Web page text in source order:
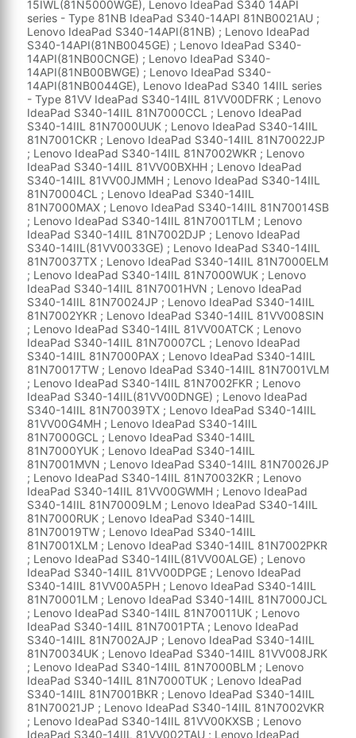
15IWL(81N5000WGE), Lenovo IdeaPad S340 14API
series - Type 81NB IdeaPad S340-14API 81NB0021AU ;
Lenovo IdeaPad S340-14API(81NB) ; Lenovo IdeaPad
S340-14API(81NB0045GE) ; Lenovo IdeaPad S340-
14API(81NB00CNGE) ; Lenovo IdeaPad S340-
14API(81NB00BWGE) ; Lenovo IdeaPad S340-
14API(81NB0044GE), Lenovo IdeaPad S340 14IIL series
- Type 81VV IdeaPad S340-14IIL 81VV00DFRK ; Lenovo
IdeaPad S340-14IIL 81N7000CCL ; Lenovo IdeaPad
S340-14IIL 81N7000UUK ; Lenovo IdeaPad S340-14IIL
81N7001CKR ; Lenovo IdeaPad S340-14IIL 81N70022JP
; Lenovo IdeaPad S340-14IIL 81N7002WKR ; Lenovo
IdeaPad S340-14IIL 81VV00BXHH ; Lenovo IdeaPad
S340-14IIL 81VV00JMMH ; Lenovo IdeaPad S340-14IIL
81N70004CL ; Lenovo IdeaPad S340-14IIL
81N7000MAX ; Lenovo IdeaPad S340-14IIL 81N70014SB
; Lenovo IdeaPad S340-14IIL 81N7001TLM ; Lenovo
IdeaPad S340-14IIL 81N7002DJP ; Lenovo IdeaPad
S340-14IIL(81VV0033GE) ; Lenovo IdeaPad S340-14IIL
81N70037TX ; Lenovo IdeaPad S340-14IIL 81N7000ELM
; Lenovo IdeaPad S340-14IIL 81N7000WUK ; Lenovo
IdeaPad S340-14IIL 81N7001HVN ; Lenovo IdeaPad
S340-14IIL 81N70024JP ; Lenovo IdeaPad S340-14IIL
81N7002YKR ; Lenovo IdeaPad S340-14IIL 81VV008SIN
; Lenovo IdeaPad S340-14IIL 81VV00ATCK ; Lenovo
IdeaPad S340-14IIL 81N70007CL ; Lenovo IdeaPad
S340-14IIL 81N7000PAX ; Lenovo IdeaPad S340-14IIL
81N70017TW ; Lenovo IdeaPad S340-14IIL 81N7001VLM
; Lenovo IdeaPad S340-14IIL 81N7002FKR ; Lenovo
IdeaPad S340-14IIL(81VV00DNGE) ; Lenovo IdeaPad
S340-14IIL 81N70039TX ; Lenovo IdeaPad S340-14IIL
81VV00G4MH ; Lenovo IdeaPad S340-14IIL
81N7000GCL ; Lenovo IdeaPad S340-14IIL
81N7000YUK ; Lenovo IdeaPad S340-14IIL
81N7001MVN ; Lenovo IdeaPad S340-14IIL 81N70026JP
; Lenovo IdeaPad S340-14IIL 81N70032KR ; Lenovo
IdeaPad S340-14IIL 81VV00GWMH ; Lenovo IdeaPad
S340-14IIL 81N70009LM ; Lenovo IdeaPad S340-14IIL
81N7000RUK ; Lenovo IdeaPad S340-14IIL
81N70019TW ; Lenovo IdeaPad S340-14IIL
81N7001XLM ; Lenovo IdeaPad S340-14IIL 81N7002PKR
; Lenovo IdeaPad S340-14IIL(81VV00ALGE) ; Lenovo
IdeaPad S340-14IIL 81VV00DPGE ; Lenovo IdeaPad
S340-14IIL 81VV00A5PH ; Lenovo IdeaPad S340-14IIL
81N70001LM ; Lenovo IdeaPad S340-14IIL 81N7000JCL
; Lenovo IdeaPad S340-14IIL 81N70011UK ; Lenovo
IdeaPad S340-14IIL 81N7001PTA ; Lenovo IdeaPad
S340-14IIL 81N7002AJP ; Lenovo IdeaPad S340-14IIL
81N70034UK ; Lenovo IdeaPad S340-14IIL 81VV008JRK
; Lenovo IdeaPad S340-14IIL 81N7000BLM ; Lenovo
IdeaPad S340-14IIL 81N7000TUK ; Lenovo IdeaPad
S340-14IIL 81N7001BKR ; Lenovo IdeaPad S340-14IIL
81N70021JP ; Lenovo IdeaPad S340-14IIL 81N7002VKR
; Lenovo IdeaPad S340-14IIL 81VV00KXSB ; Lenovo
IdeaPad S340-14IIL 81VV002TAU ; Lenovo IdeaPad